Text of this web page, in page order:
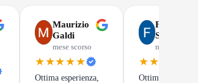
Maurizio
Galdi
mese scorso
★★★★★
Ottima esperienza,
Francesco
Santini
mese scorso
★★★★★
Ottimo corso,